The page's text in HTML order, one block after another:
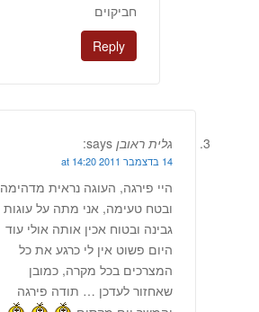
חביקוים
Reply
גלית ראובן says:
14 בדצמבר 2011 at 14:20
היי פירגה, העוגה נראית מדהימה
ובטח טעימה, אני מתה על עוגות
גבינה ובטוח אכין אותה אולי עוד
היום פשוט אין לי כרגע את כל
המצרכים בכל מקרה, כמובן
שאחזור לעדכן … תודה פירגה